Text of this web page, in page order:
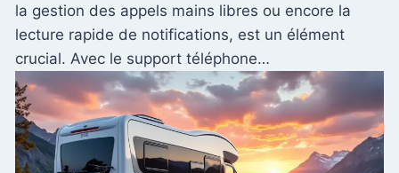
la gestion des appels mains libres ou encore la
lecture rapide de notifications, est un élément
crucial. Avec le support téléphone…